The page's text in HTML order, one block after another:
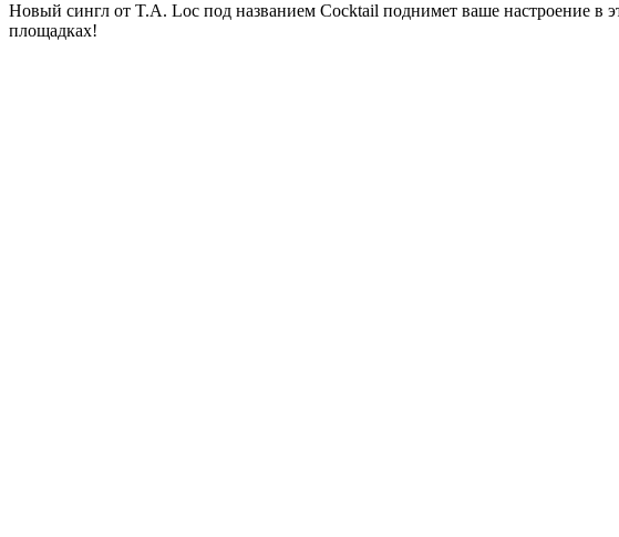
Новый сингл от T.A. Loc под названием Cocktail поднимет ваше настроение в
площадках!